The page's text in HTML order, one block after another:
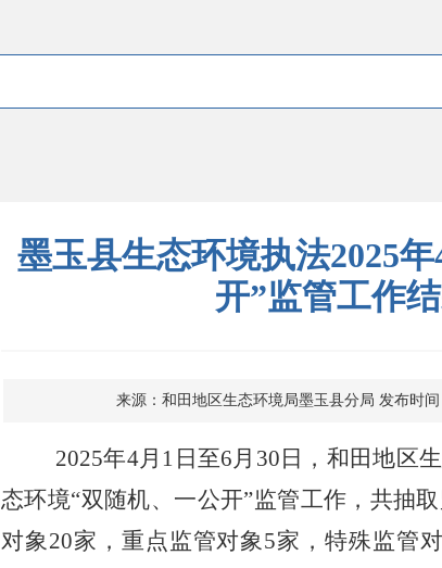
墨玉县生态环境执法2025
开”监管工作
来源：和田地区生态环境局墨玉县分局 发布时间
2025年4月 1日至6月 30 日，和田地区
态环境“双随机、一公开”监管工作，共抽
对象20家，重点监管对象5家，特殊监管